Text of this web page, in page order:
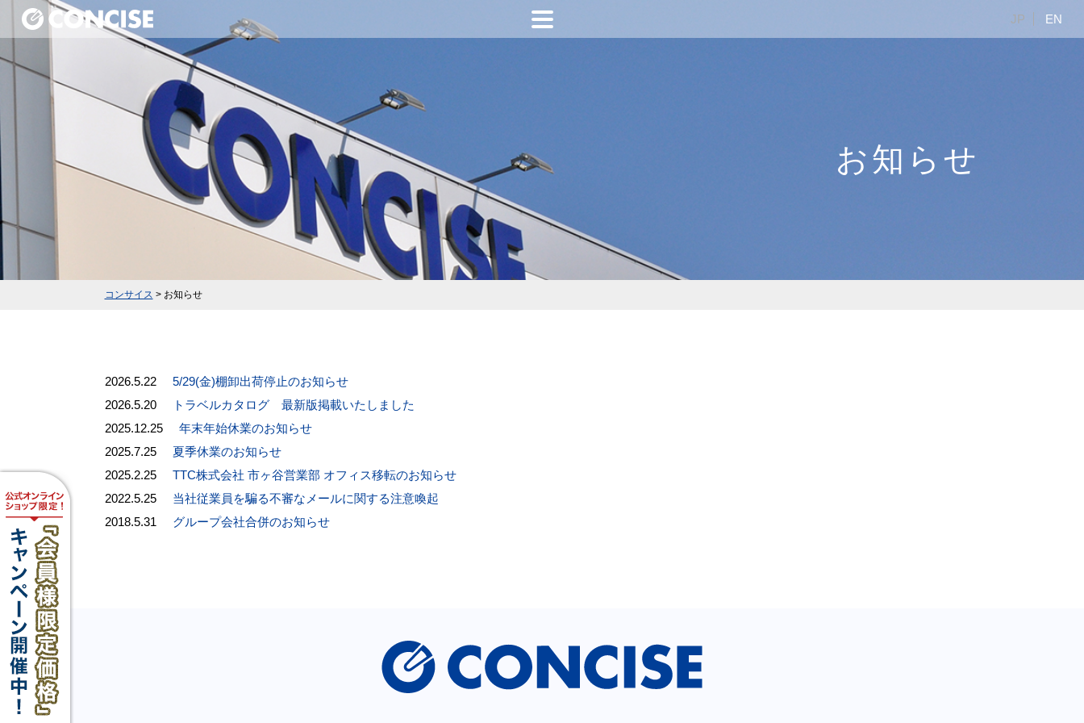
JP EN
お知らせ
コンサイス > お知らせ
2026.5.22
5/29(金)棚卸出荷停止のお知らせ
2026.5.20
トラベルカタログ 最新版掲載いたしました
2025.12.25
年末年始休業のお知らせ
2025.7.25
夏季休業のお知らせ
2025.2.25
TTC株式会社 市ヶ谷営業部 オフィス移転のお知らせ
2022.5.25
当社従業員を騙る不審なメールに関する注意喚起
2018.5.31
グループ会社合併のお知らせ